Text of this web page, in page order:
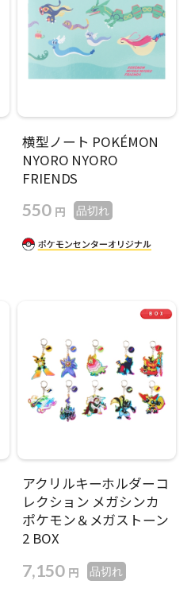
横型ノート POKÉMON
NYORO NYORO
FRIENDS
550 円 品切れ
アクリルキーホルダーコ
レクション メガシンカ
ポケモン＆メガストーン
2 BOX
7,150 円 品切れ